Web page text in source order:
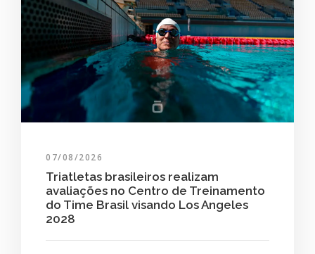
07/08/2026
Triatletas brasileiros realizam
avaliações no Centro de Treinamento
do Time Brasil visando Los Angeles
2028